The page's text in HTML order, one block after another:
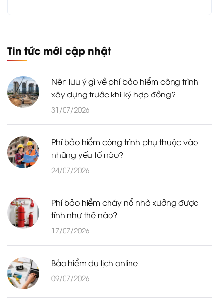
Tin tức mới cập nhật
Nên lưu ý gì về phí bảo hiểm công trình
xây dựng trước khi ký hợp đồng?
31/07/2026
Phí bảo hiểm công trình phụ thuộc vào
những yếu tố nào?
24/07/2026
Phí bảo hiểm cháy nổ nhà xưởng được
tính như thế nào?
17/07/2026
Bảo hiểm du lịch online
09/07/2026